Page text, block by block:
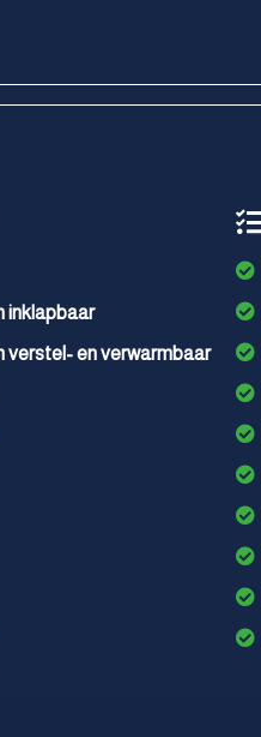
inklapbaar
verstel- en verwarmbaar